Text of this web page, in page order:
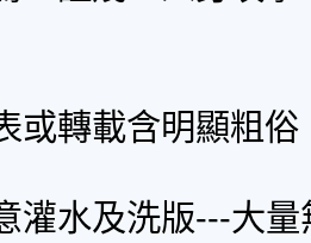
或轉載含明顯粗
灌水及洗版---大